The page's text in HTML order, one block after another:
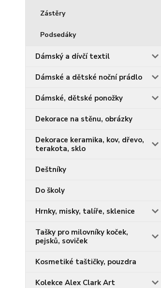
Zástěry
Podsedáky
Dámský a dívčí textil
Dámské a dětské noční prádlo
Dámské, dětské ponožky
Dekorace na stěnu, obrázky
Dekorace keramika, kov, dřevo,
terakota, sklo
Deštníky
Do školy
Hrnky, misky, talíře, sklenice
Tašky pro milovníky koček,
pejsků, soviček
Kosmetiké taštičky, pouzdra
Kolekce Alex Clark Art